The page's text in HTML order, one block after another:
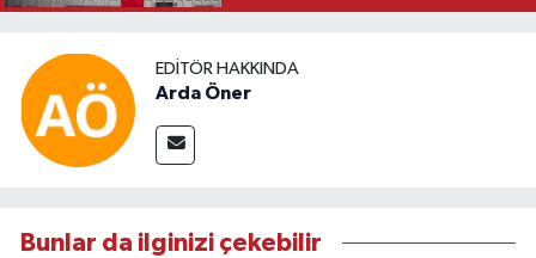
EDITÖR HAKKINDA
Arda Öner
Bunlar da ilginizi çekebilir